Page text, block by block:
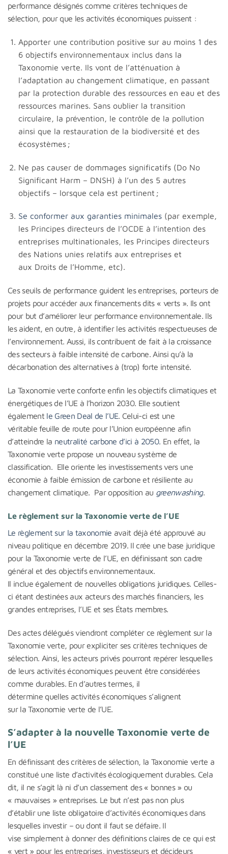
performance désignés comme critères techniques de
sélection, pour que les activités économiques puissent :
Apporter une contribution positive sur au moins 1 des
6 objectifs environnementaux inclus dans la
Taxonomie verte. Ils vont de l’atténuation à
l’adaptation au changement climatique, en passant
par la protection durable des ressources en eau et des
ressources marines. Sans oublier la transition
circulaire, la prévention, le contrôle de la pollution
ainsi que la restauration de la biodiversité et des
écosystèmes ;
Ne pas causer de dommages significatifs (Do No
Significant Harm – DNSH) à l’un des 5 autres
objectifs – lorsque cela est pertinent ;
Se conformer aux garanties minimales(par exemple,
les Principes directeurs de l’OCDE à l’intention des
entreprises multinationales, les Principes directeurs
des Nations unies relatifs aux entreprises et
aux Droits de l’Homme, etc).
Ces seuils de performance guident les entreprises, porteurs de
projets pour accéder aux financements dits « verts ». Ils ont
pour but d’améliorer leur performance environnementale. Ils
les aident, en outre, à identifier les activités respectueuses de
l’environnement. Aussi, ils contribuent de fait à la croissance
des secteurs à faible intensité de carbone. Ainsi qu’à la
décarbonation des alternatives à (trop) forte intensité.
La Taxonomie verte conforte enfin les objectifs climatiques et
énergétiques de l’UE à l’horizon 2030. Elle soutient
également le Green Deal de l’UE. Celui-ci est une
véritable feuille de route pour l’Union européenne afin
d’atteindre la neutralité carbone d’ici à 2050. En effet, la
Taxonomie verte propose un nouveau système de
classification. Elle oriente les investissements vers une
économie à faible émission de carbone et résiliente au
changement climatique. Par opposition au greenwashing.
Le règlement sur la Taxonomie verte de l’UE
Le règlement sur la taxonomie avait déjà été approuvé au
niveau politique en décembre 2019. Il crée une base juridique
pour la Taxonomie verte de l’UE, en définissant son cadre
général et des objectifs environnementaux.
Il inclue également de nouvelles obligations juridiques. Celles-
ci étant destinées aux acteurs des marchés financiers, les
grandes entreprises, l’UE et ses États membres.
Des actes délégués viendront compléter ce règlement sur la
Taxonomie verte, pour expliciter ses critères techniques de
sélection. Ainsi, les acteurs privés pourront repérer lesquelles
de leurs activités économiques peuvent être considérées
comme durables. En d’autres termes, il
détermine quelles activités économiques s’alignent
sur la Taxonomie verte de l’UE.
S’adapter à la nouvelle Taxonomie verte de
l’UE
En définissant des critères de sélection, la Taxonomie verte a
constitué une liste d’activités écologiquement durables. Cela
dit, il ne s’agit là ni d’un classement des « bonnes » ou
« mauvaises » entreprises. Le but n’est pas non plus
d’établir une liste obligatoire d’activités économiques dans
lesquelles investir – ou dont il faut se défaire. Il
vise simplement à donner des définitions claires de ce qui est
« vert » pour les entreprises, investisseurs et décideurs